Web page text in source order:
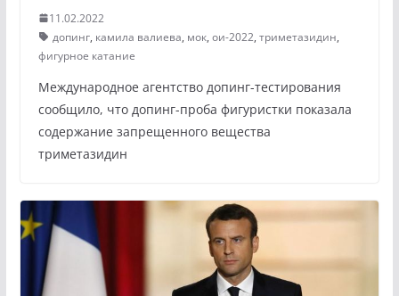
11.02.2022
допинг, камила валиева, мок, ои-2022, триметазидин,
фигурное катание
Международное агентство допинг-тестирования
сообщило, что допинг-проба фигуристки показала
содержание запрещенного вещества
триметазидин